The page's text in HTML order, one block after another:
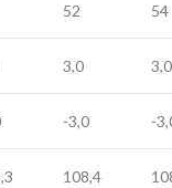
52 54
3,0 3,0
-3,0 -
108,4